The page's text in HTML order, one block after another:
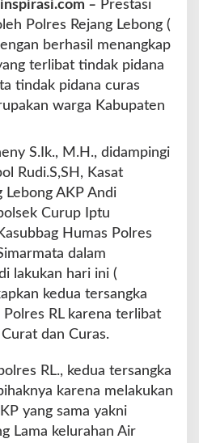
– Prestasi
Polres Rejang Lebong (
berhasil menangkap
terlibat tindak pidana
tindak pidana curas
warga Kabupaten
S.Ik., M.H., didampingi
Rudi.S,SH, Kasat
Lebong AKP Andi
Curup Iptu
Humas Polres
dalam
lakukan hari ini (
kedua tersangka
RL karena terlibat
dan Curas.
RL., kedua tersangka
karena melakukan
yang sama yakni
Lama kelurahan Air